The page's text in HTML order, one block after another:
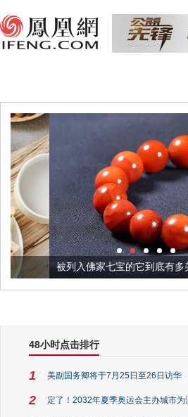
被列入佛家七宝的它到底有多美？
48小时点击排行
1 美副国务卿将于7月25日至26日访华
2 定了！2032年夏季奥运会主办城市